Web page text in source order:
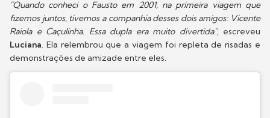
"Quando conheci o Fausto em 2001, na primeira viagem que
fizemos juntos, tivemos a companhia desses dois amigos: Vicente
Raiola e Caçulinha. Essa dupla era muito divertida", escreveu
Luciana. Ela relembrou que a viagem foi repleta de risadas e
demonstrações de amizade entre eles.